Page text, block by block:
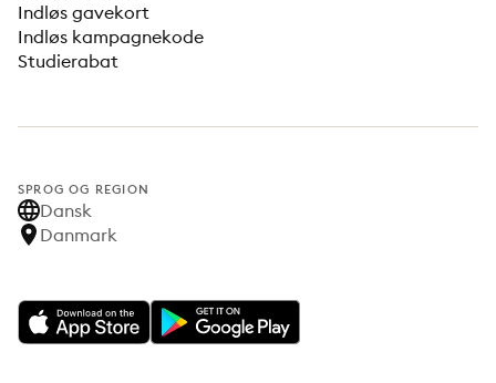
Indløs gavekort
Indløs kampagnekode
Studierabat
SPROG OG REGION
Dansk
Danmark